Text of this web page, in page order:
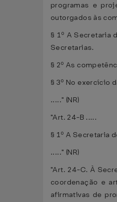
programas e
outorgados às
§ 1º A Secretaria
Secretarias.
§ 2º As
§ 3º No exercício
....." (NR)
"Art. 24-B .....
§ 1º A Secretaria
....." (NR)
"Art. 24-C. À
coordenação e
afirmativas de